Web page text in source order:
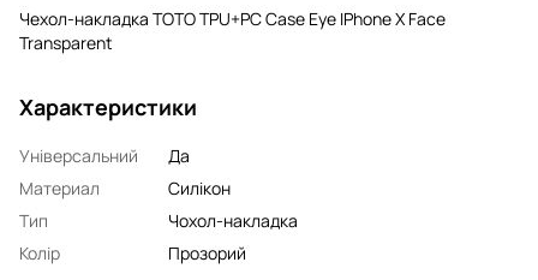
Чехол-накладка TOTO TPU+PC Case Eye IPhone X Face
Transparent
Характеристики
Універсальний
Да
Материал
Силікон
Тип
Чохол-накладка
Колір
Прозорий